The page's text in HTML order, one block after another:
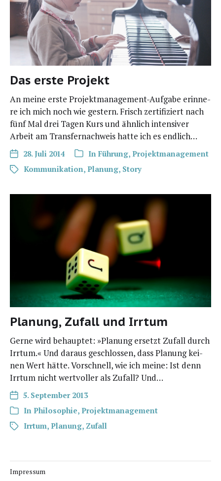
Das erste Projekt
An mei­ne ers­te Pro­­jek­t­­ma­­na­ge­­ment-Auf­­­ga­­be erin­ne­
re ich mich noch wie ges­tern. Frisch zer­ti­fi­ziert nach
fünf Mal drei Tagen Kurs und ähn­lich inten­si­ver
Arbeit am Trans­fer­nach­weis hat­te ich es endlich…
28. Juli 2014 In Führung, Projektmanagement
Kommunikation, Planung, Story
Planung, Zufall und Irrtum
Ger­ne wird behaup­tet: »Pla­nung ersetzt Zufall durch
Irr­tum.« Und dar­aus geschlos­sen, dass Pla­nung kei­
nen Wert hät­te. Vor­schnell, wie ich mei­ne: Ist denn
Irr­tum nicht wert­vol­ler als Zufall? Und…
5. September 2013
In Philosophie, Projektmanagement
Irrtum, Planung, Zufall
Impressum